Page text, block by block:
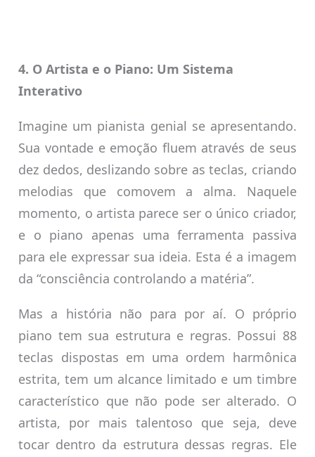
4. O Artista e o Piano: Um Sistema
Interativo
Imagine um pianista genial se apresentando.
Sua vontade e emoção fluem através de seus
dez dedos, deslizando sobre as teclas, criando
melodias que comovem a alma. Naquele
momento, o artista parece ser o único criador,
e o piano apenas uma ferramenta passiva
para ele expressar sua ideia. Esta é a imagem
da “consciência controlando a matéria”.
Mas a história não para por aí. O próprio
piano tem sua estrutura e regras. Possui 88
teclas dispostas em uma ordem harmônica
estrita, tem um alcance limitado e um timbre
característico que não pode ser alterado. O
artista, por mais talentoso que seja, deve
tocar dentro da estrutura dessas regras. Ele